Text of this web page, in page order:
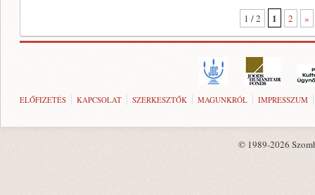
1 / 2 1 2 »
ELŐFIZETÉS KAPCSOLAT SZERKESZTŐK MAGUNKRÓL IMPRESSZUM
© 1989-2026